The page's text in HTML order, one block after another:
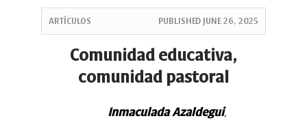
ARTÍCULOS PUBLISHED JUNE 26, 2025
Comunidad educativa,
comunidad pastoral
Inmaculada Azaldegui,